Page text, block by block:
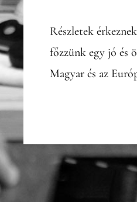
Részletek
főzzünk egy jó és
Magyar és az